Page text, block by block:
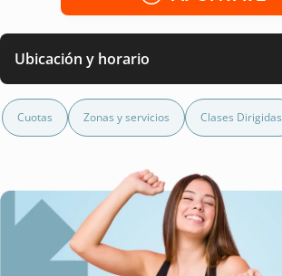
Ubicación y horario
Cuotas Zonas y servicios Clases Dirigidas